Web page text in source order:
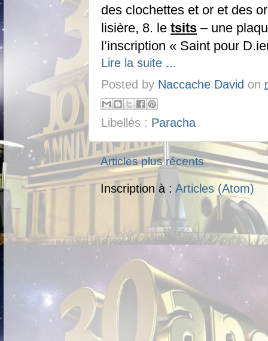
des clochettes et or et des
lisière, 8. le tsits – une
l’inscription « Saint pour
Lire la suite ...
Posted by Naccache David on
Libellés : Paracha
Articles plus récents
Inscription à : Articles (Atom)